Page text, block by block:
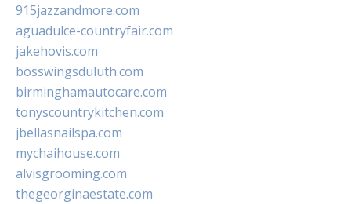
915jazzandmore.com
aguadulce-countryfair.com
jakehovis.com
bosswingsduluth.com
birminghamautocare.com
tonyscountrykitchen.com
jbellasnailspa.com
mychaihouse.com
alvisgrooming.com
thegeorginaestate.com